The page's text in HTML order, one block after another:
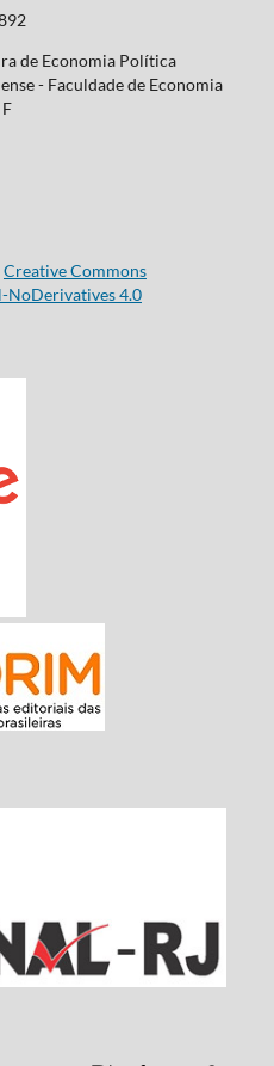
de Economia Política
- Faculdade de Economia
Creative Commons
4.0